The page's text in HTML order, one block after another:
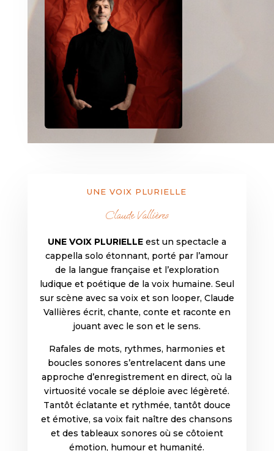
UNE VOIX PLURIELLE
Claude Vallières
UNE VOIX PLURIELLEest un spectacle a
cappella solo étonnant, porté par l’amour
de la langue française et l’exploration
ludique et poétique de la voix humaine. Seul
sur scène avec sa voix et son looper, Claude
Vallières écrit, chante, conte et raconte en
jouant avec le son et le sens.
Rafales de mots, rythmes, harmonies et
boucles sonores s’entrelacent dans une
approche d’enregistrement en direct, où la
virtuosité vocale se déploie avec légèreté.
Tantôt éclatante et rythmée, tantôt douce
et émotive, sa voix fait naître des chansons
et des tableaux sonores où se côtoient
émotion, humour et humanité.